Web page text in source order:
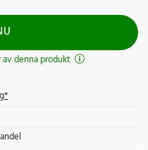
av denna produkt